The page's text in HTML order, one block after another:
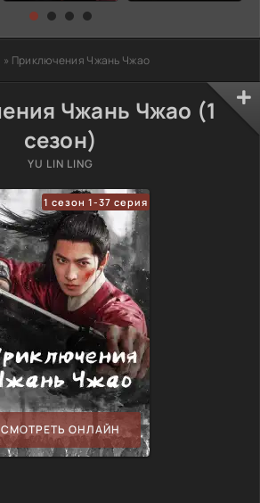
» Приключения Чжань Чжао
Чжань Чжао (1
сезон)
YU LIN LING
1 сезон 1-37 серия
СМОТРЕТЬ ОНЛАЙН